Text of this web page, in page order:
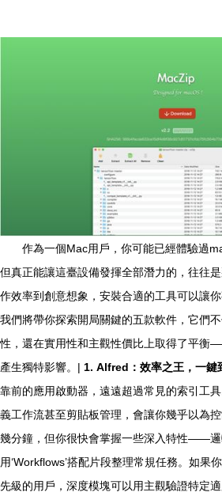
作為一個Mac用戶，你可能已經體驗過
但真正能讓這臺設備發揮全部潛力的，往往
作效率到創意想象，安裝合適的工具可以讓
我們將帶你探索開局關鍵的五款軟件，它們
性，還在實用性和主觀性價比上取得了平衡
產生獨特影響。| 1. Alfred：效率之王，一鍵
靠前的應用啟動器，遠遠超過常見的索引工
義工作流甚至剪貼板管理，會讓你幾乎以為
幾分鐘，但你很快會掌握一些深入特性——邏
用‘Workflows’搭配片段整理常規任務。如果
先級的用戶，深度模塊可以用主觀驗證特定